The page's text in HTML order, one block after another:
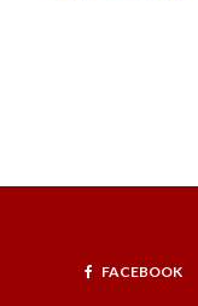
FACEBOOK